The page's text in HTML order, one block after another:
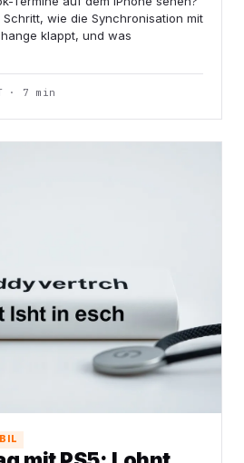
wie die Synchronisation mit
klappt, und was
· 7 min